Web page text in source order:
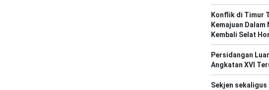
Konflik di Timur
Kemajuan
Kembali Selat
Persidangan
Angkatan XVI
Sekjen sekaligus